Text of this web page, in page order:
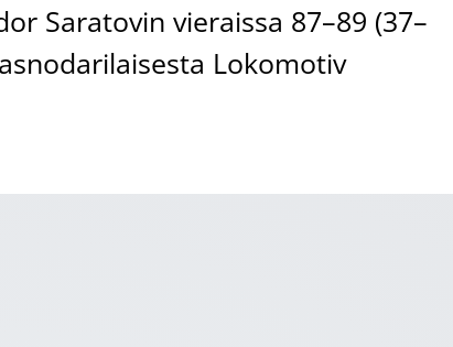
Saratovin vieraissa 87–89 (37–
Lokomotiv